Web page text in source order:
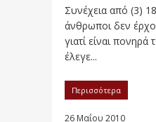
Συνέχεια από (3)
άνθρωποι δεν
γιατί είναι
έλεγε...
Περισσότερα
26 Μαΐου 2010